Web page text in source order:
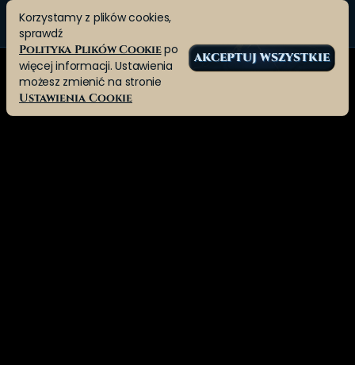
Korzystamy z plików cookies,
sprawdź
Polityka Plików Cookiepo
więcej informacji. Ustawienia
możesz zmienić na stronie
Ustawienia Cookie
AKCEPTUJ WSZYSTKIE